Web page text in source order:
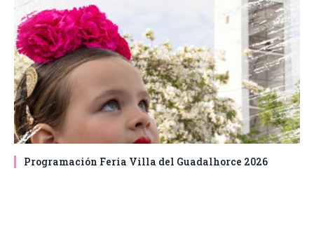
Programación Feria Villa del Guadalhorce 2026